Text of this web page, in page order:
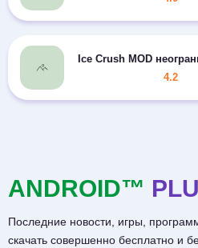
Ice Crush MOD
4.2
ANDROID™
Последние новости, игры,
скачать совершенно бесплатно и